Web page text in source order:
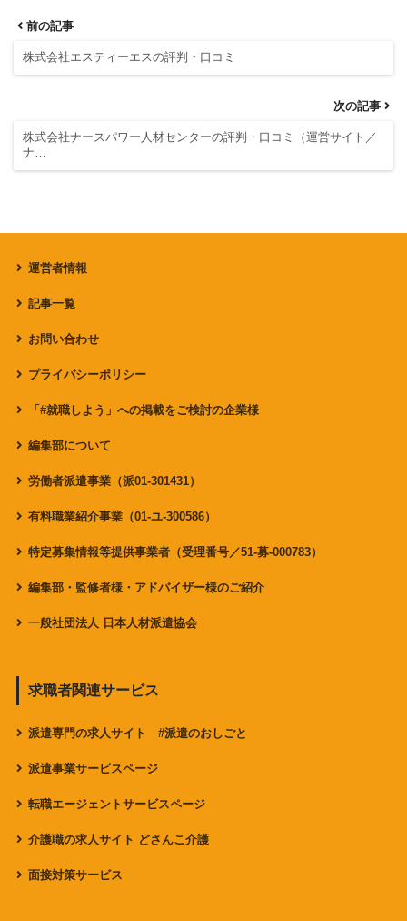
前の記事
株式会社エスティーエスの評判・口コミ
次の記事
株式会社ナースパワー人材センターの評判・口コミ（運営サイト／
ナ…
運営者情報
記事一覧
お問い合わせ
プライバシーポリシー
「#就職しよう」への掲載をご検討の企業様
編集部について
労働者派遣事業（派01-301431）
有料職業紹介事業（01-ユ-300586）
特定募集情報等提供事業者（受理番号／51-募-000783）
編集部・監修者様・アドバイザー様のご紹介
一般社団法人 日本人材派遣協会
求職者関連サービス
派遣専門の求人サイト #派遣のおしごと
派遣事業サービスページ
転職エージェントサービスページ
介護職の求人サイト どさんこ介護
面接対策サービス